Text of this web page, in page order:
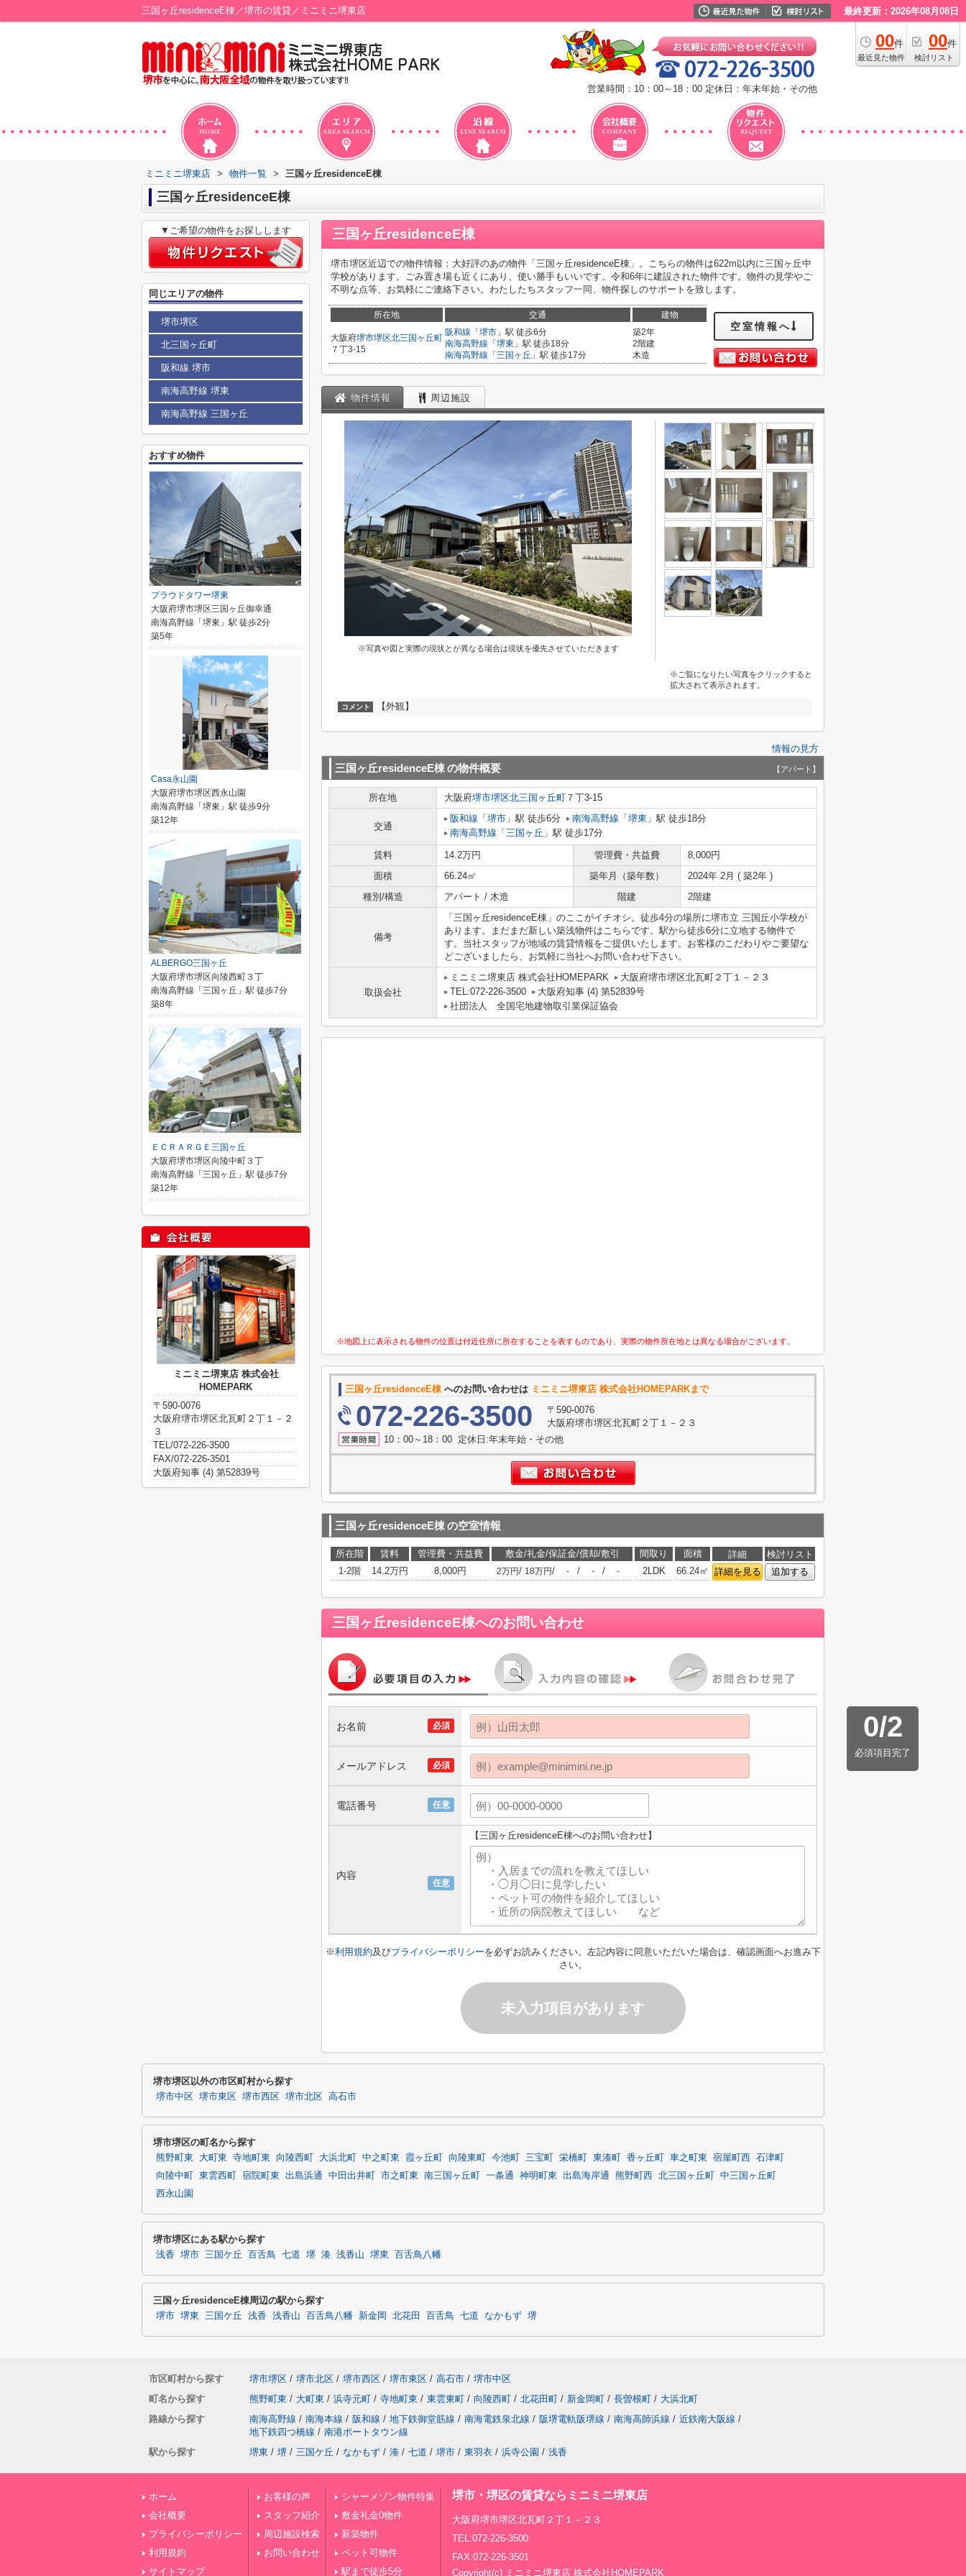
三国ヶ丘residenceE棟／堺市の賃貸／ミニミニ堺東店 最終更新：2026年08月08日
00件
最近見た物件
00件
検討リスト
営業時間：10：00～18：00 定休日：年末年始・その他
ミニミニ堺東店 > 物件一覧 > 三国ヶ丘residenceE棟
三国ヶ丘residenceE棟
三国ヶ丘residenceE棟
堺市堺区近辺での物件情報：大好評のあの物件「三国ヶ丘residenceE棟」。こちらの物件は622m以内に三国ヶ丘中
学校があります。ごみ置き場も近くにあり、使い勝手もいいです。令和6年に建設された物件です。物件の見学やご
不明な点等、お気軽にご連絡下さい。わたしたちスタッフ一同、物件探しのサポートを致します。
所在地 交通 建物
大阪府堺市堺区北三国ヶ丘町
７丁3-15
阪和線 「 堺市 」駅 徒歩6分
南海高野線 「 堺東 」駅 徒歩18分
南海高野線 「 三国ヶ丘 」駅 徒歩17分
築2年
2階建
木造
空室情報へ
物件情報 周辺施設
※写真や図と実際の現状とが異なる場合は現状を優先させていただきます
※ご覧になりたい写真をクリックすると
拡大されて表示されます。
コメント 【外観】
情報の見方
三国ヶ丘residenceE棟の物件概要 【アパート】
所在地 大阪府堺市堺区北三国ヶ丘町 ７丁3-15
交通
阪和線 「 堺市 」駅 徒歩6分 南海高野線 「 堺東 」駅 徒歩18分
南海高野線 「 三国ヶ丘 」駅 徒歩17分
賃料 14.2万円 管理費・共益費
8,000円
面積
66.24㎡ 築年月（築年数）
2024年 2月 ( 築2年 )
種別/構造
アパート / 木造 階建 2階建
備考
「三国ヶ丘residenceE棟」のここがイチオシ。徒歩4分の場所に堺市立 三国丘小学校が
あります。まだまだ新しい築浅物件はこちらです。駅から徒歩6分に立地する物件で
す。当社スタッフが地域の賃貸情報をご提供いたします。お客様のこだわりやご要望な
どございましたら、お気軽に当社へお問い合わせ下さい。
取扱会社
ミニミニ堺東店 株式会社HOMEPARK
大阪府堺市堺区北瓦町２丁１－２３
TEL:072-226-3500
大阪府知事 (4) 第52839号
社団法人 全国宅地建物取引業保証協会
※地図上に表示される物件の位置は付近住所に所在することを表すものであり、実際の物件所在地とは異なる場合がございます。
三国ヶ丘residenceE棟 へのお問い合わせは ミニミニ堺東店 株式会社HOMEPARKまで
072-226-3500
〒590-0076
大阪府堺市堺区北瓦町２丁１－２３
10：00～18：00 定休日:年末年始・その他
三国ヶ丘residenceE棟の空室情報
所在階 賃料 管理費・共益費 敷金/礼金/保証金/償却/敷引 間取り 面積 詳細
検討リスト
1-2階
14.2万円 8,000円 2万円/ 18万円/ - / - / - 2LDK 66.24㎡ 詳細を見る 追加する
三国ヶ丘residenceE棟へのお問い合わせ
0/2
必須項目完了
必須
お名前
必須
メールアドレス
任意
電話番号
任意
内容
【三国ヶ丘residenceE棟へのお問い合わせ】
※利用規約及びプライバシーポリシーを必ずお読みください。左記内容に同意いただいた場合は、確認画面へお進み下
さい。
未入力項目があります
▼ご希望の物件をお探しします
同じエリアの物件
堺市堺区
北三国ヶ丘町
阪和線 堺市
南海高野線 堺東
南海高野線 三国ヶ丘
おすすめ物件
プラウドタワー堺東
大阪府堺市堺区三国ヶ丘御幸通
南海高野線「堺東」駅 徒歩2分
築5年
Casa永山園
大阪府堺市堺区西永山園
南海高野線「堺東」駅 徒歩9分
築12年
ALBERGO三国ヶ丘
大阪府堺市堺区向陵西町３丁
南海高野線「三国ヶ丘」駅 徒歩7分
築8年
ＥＣＲＡＲＧＥ三国ヶ丘
大阪府堺市堺区向陵中町３丁
南海高野線「三国ヶ丘」駅 徒歩7分
築12年
ミニミニ堺東店 株式会社
HOMEPARK
〒590-0076
大阪府堺市堺区北瓦町２丁１－２
３
TEL/072-226-3500
FAX/072-226-3501
大阪府知事 (4) 第52839号
堺市堺区以外の市区町村から探す
堺市中区 堺市東区 堺市西区 堺市北区 高石市
堺市堺区の町名から探す
熊野町東 大町東 寺地町東 向陵西町 大浜北町 中之町東 霞ヶ丘町 向陵東町 今池町 三宝町 栄橋町 東湊町 香ヶ丘町 車之町東 宿屋町西
石津町
向陵中町
東雲西町 宿院町東 出島浜通 中田出井町 市之町東 南三国ヶ丘町 一条通 神明町東 出島海岸通 熊野町西 北三国ヶ丘町
中三国ヶ丘町
西永山園
堺市堺区にある駅から探す
浅香 堺市 三国ケ丘 百舌鳥 七道 堺 湊 浅香山 堺東 百舌鳥八幡
三国ヶ丘residenceE棟周辺の駅から探す
堺市 堺東 三国ケ丘 浅香 浅香山 百舌鳥八幡 新金岡 北花田 百舌鳥 七道 なかもず 堺
市区町村から探す 堺市堺区 / 堺市北区 / 堺市西区 / 堺市東区 / 高石市 / 堺市中区
町名から探す
熊野町東 / 大町東 / 浜寺元町 / 寺地町東 / 東雲東町 / 向陵西町 / 北花田町 / 新金岡町 / 長曽根町 / 大浜北町
路線から探す
南海高野線 / 南海本線 / 阪和線 / 地下鉄御堂筋線 / 南海電鉄泉北線 / 阪堺電軌阪堺線 / 南海高師浜線 / 近鉄南大阪線 /
地下鉄四つ橋線 / 南港ポートタウン線
駅から探す
堺東 / 堺 / 三国ケ丘 / なかもず / 湊 / 七道 / 堺市 / 東羽衣 / 浜寺公園 / 浅香
ホーム
会社概要
プライバシーポリシー
利用規約
サイトマップ
お客様の声
スタッフ紹介
周辺施設検索
お問い合わせ
シャーメゾン物件特集
敷金礼金0物件
新築物件
ペット可物件
駅まで徒歩5分
堺市・堺区の賃貸ならミニミニ堺東店
大阪府堺市堺区北瓦町２丁１－２３
TEL:072-226-3500
FAX:072-226-3501
Copyright(c) ミニミニ堺東店 株式会社HOMEPARK